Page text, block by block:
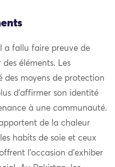
a fallu faire preuve de
éléments. Les
des moyens de protection
d’affirmer son identité
à une communauté.
de la chaleur
habits de soie et ceux
l’occasion d’exhiber